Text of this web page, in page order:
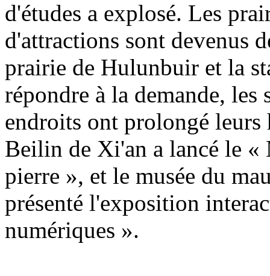
d'études a explosé. Les
d'attractions sont devenus
prairie de Hulunbuir et la
répondre à la demande,
endroits ont prolongé leurs
Beilin de Xi'an a lancé le «
pierre », et le musée du
présenté l'exposition
numériques ».